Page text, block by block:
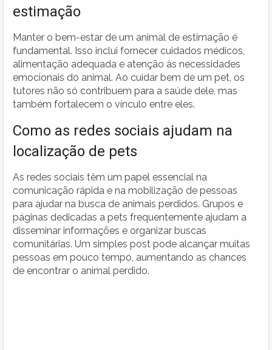
estimação
Manter o bem-estar de um animal de estimação é
fundamental. Isso inclui fornecer cuidados médicos,
alimentação adequada e atenção às necessidades
emocionais do animal. Ao cuidar bem de um pet, os
tutores não só contribuem para a saúde dele, mas
também fortalecem o vínculo entre eles.
Como as redes sociais ajudam na
localização de pets
As redes sociais têm um papel essencial na
comunicação rápida e na mobilização de pessoas
para ajudar na busca de animais perdidos. Grupos e
páginas dedicadas a pets frequentemente ajudam a
disseminar informações e organizar buscas
comunitárias. Um simples post pode alcançar muitas
pessoas em pouco tempo, aumentando as chances
de encontrar o animal perdido.